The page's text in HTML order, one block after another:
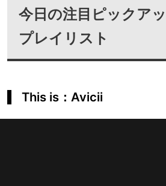
今日の注目ピックア
プレイリスト
This is：Avicii